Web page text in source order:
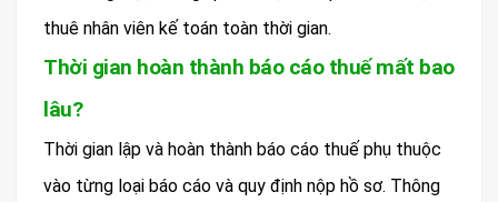
thuê nhân viên kế toán toàn thời gian.
Thời gian hoàn thành báo cáo thuế mất bao
lâu?
Thời gian lập và hoàn thành báo cáo thuế phụ thuộc
vào từng loại báo cáo và quy định nộp hồ sơ. Thông